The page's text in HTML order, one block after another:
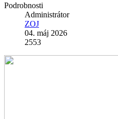
Podrobnosti
Administrátor
ZOJ
04. máj 2026
2553